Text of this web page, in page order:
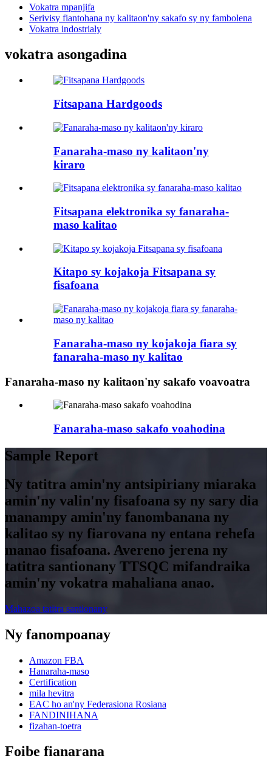
Vokatra mpanjifa
Serivisy fiantohana ny kalitaon'ny sakafo sy ny fambolena
Vokatra indostrialy
vokatra asongadina
Fitsapana Hardgoods
Fanaraha-maso ny kalitaon'ny
kiraro
Fitsapana elektronika sy fanaraha-
maso kalitao
Kitapo sy kojakoja Fitsapana sy
fisafoana
Fanaraha-maso ny kojakoja fiara sy
fanaraha-maso ny kalitao
Fanaraha-maso ny kalitaon'ny sakafo voavoatra
Fanaraha-maso sakafo voahodina
Sample Report
Ny tatitra amin'ny antsipiriany miaraka
amin'ny valin'ny fisafoana sy ny sary dia
manampy amin'ny fanombanana ny
kalitao sy ny fiarovana ny entana rehefa
manao fisafoana. Avereno jerena ny
tatitra santionany TTSQC mifandraika
amin'ny vokatra mahaliana anao.
Mahazoa tatitra santionany
Ny fanompoanay
Amazon FBA
Hanaraha-maso
Certification
mila hevitra
EAC ho an'ny Federasiona Rosiana
FANDINIHANA
fizahan-toetra
Foibe fianarana